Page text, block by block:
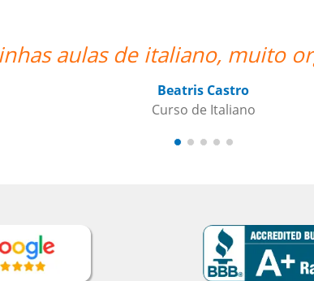
aulas de italiano, muito
Beatris Castro
Curso de Italiano